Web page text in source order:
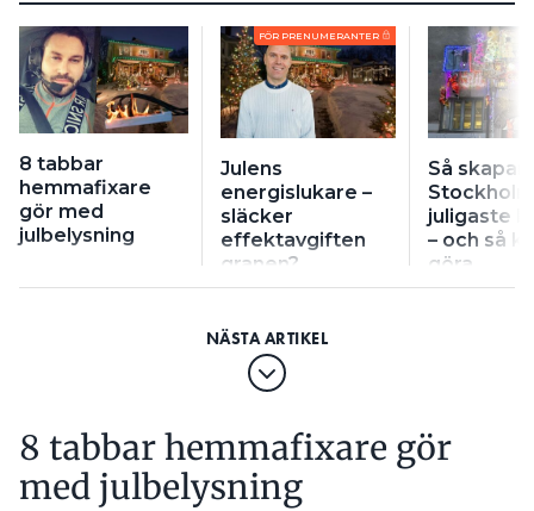
8 tabbar
hemmafixare
gör med
julbelysning
FÖR PRENUMERANTER
Julens
energislukare –
släcker
effektavgiften
granen?
Så skapar
juligaste
– och så
göra
8 tabbar hemmafixare gör
med julbelysning